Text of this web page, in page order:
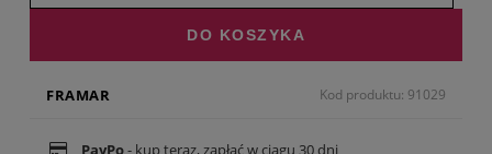
DO KOSZYKA
FRAMAR Kod produktu: 91029
PayPo- kup teraz, zapłać w ciągu 30 dni